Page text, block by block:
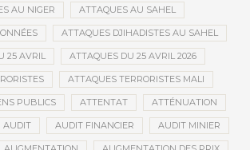
AU NIGER ATTAQUES AU SAHEL
ATTAQUES DJIHADISTES AU SAHEL
25 AVRIL ATTAQUES DU 25 AVRIL 2026
ATTAQUES TERRORISTES MALI
PUBLICS ATTENTAT ATTÉNUATION
AUDIT AUDIT FINANCIER AUDIT MINIER